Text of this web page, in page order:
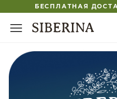
БЕСПЛАТНАЯ